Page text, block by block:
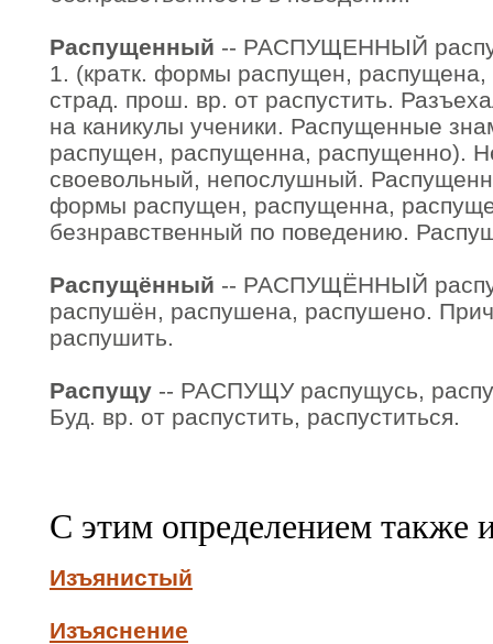
Распущенный -- РАСПУЩЕННЫЙ
1. (кратк. формы распущен,
страд. прош. вр. от распустить.
на каникулы ученики. Распущенные
распущен, распущенна, распущенно).
своевольный, непослушный.
формы распущен, распущенна,
безнравственный по поведению.
Распущённый -- РАСПУЩЁННЫЙ
распушён, распушена, распушено.
распушить.
Распущу -- РАСПУЩУ распущусь,
Буд. вр. от распустить, распуститься.
С этим определением также
Изъянистый
Изъяснение